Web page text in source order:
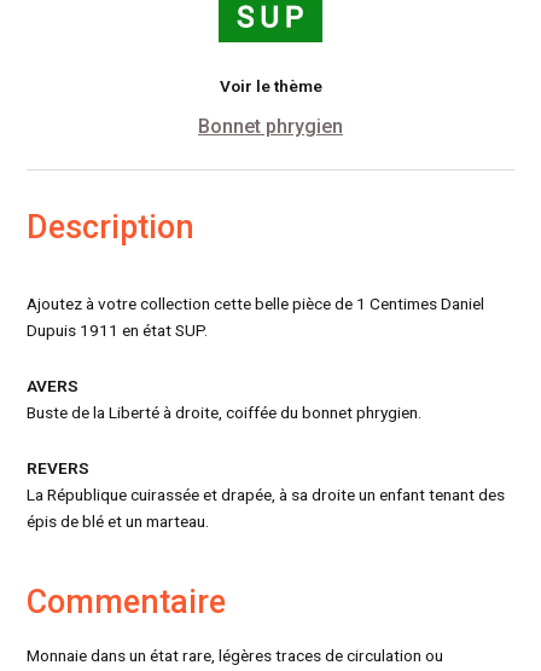
Voir le thème
Bonnet phrygien
Description
Ajoutez à votre collection cette belle pièce de 1 Centimes Daniel
Dupuis 1911 en état SUP.
AVERS
Buste de la Liberté à droite, coiffée du bonnet phrygien.
REVERS
La République cuirassée et drapée, à sa droite un enfant tenant des
épis de blé et un marteau.
Commentaire
Monnaie dans un état rare, légères traces de circulation ou